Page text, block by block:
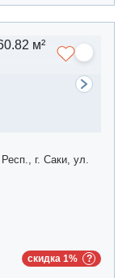
г. Саки, ул.
скидка 1%